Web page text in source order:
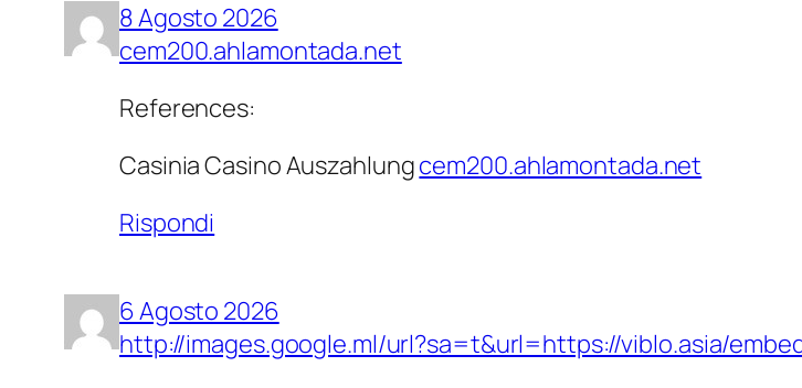
8 Agosto 2026
cem200.ahlamontada.net
References:
Casinia Casino Auszahlungcem200.ahlamontada.net
Rispondi
6 Agosto 2026
http://images.google.ml/url?sa=t&url=https://viblo.asia/